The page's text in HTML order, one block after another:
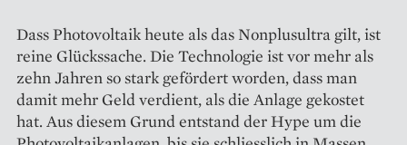
Dass Photovoltaik heute als das Nonplusultra gilt, ist
reine Glückssache. Die Technologie ist vor mehr als
zehn Jahren so stark gefördert worden, dass man
damit mehr Geld verdient, als die Anlage gekostet
hat. Aus diesem Grund entstand der Hype um die